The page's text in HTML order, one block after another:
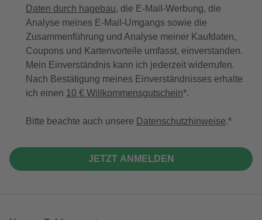
Daten durch hagebau, die E-Mail-Werbung, die
Analyse meines E-Mail-Umgangs sowie die
Zusammenführung und Analyse meiner Kaufdaten,
Coupons und Kartenvorteile umfasst, einverstanden.
Mein Einverständnis kann ich jederzeit widerrufen.
Nach Bestätigung meines Einverständnisses erhalte
ich einen 10 € Willkommensgutschein*.
Bitte beachte auch unsere Datenschutzhinweise.
JETZT ANMELDEN